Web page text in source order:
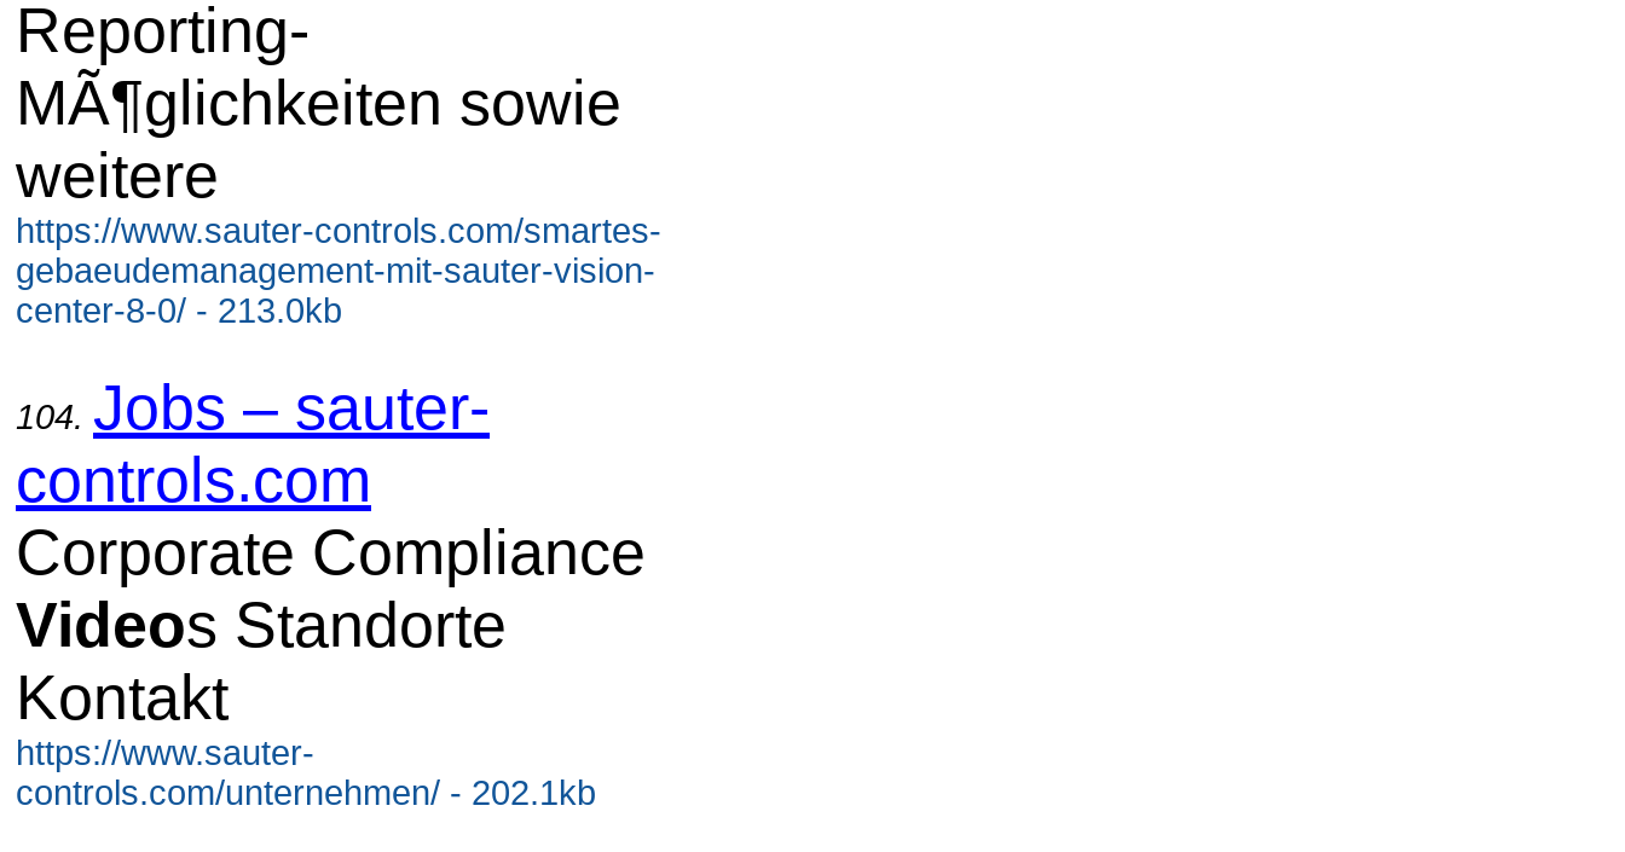
Reporting-
MÃ¶glichkeiten sowie
weitere
https://www.sauter-controls.com/smartes-
gebaeudemanagement-mit-sauter-vision-
center-8-0/ - 213.0kb
104. Jobs – sauter-
controls.com
Corporate Compliance
Videos Standorte
Kontakt
https://www.sauter-
controls.com/unternehmen/ - 202.1kb